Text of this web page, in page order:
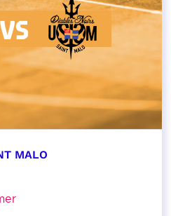
MALO